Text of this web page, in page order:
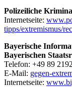
Polizeiliche
Internetseite:
tipps/extremismus/
Bayerische
Bayerischen
Telefon: +49 89
E-Mail: gegen-
Internetseite: